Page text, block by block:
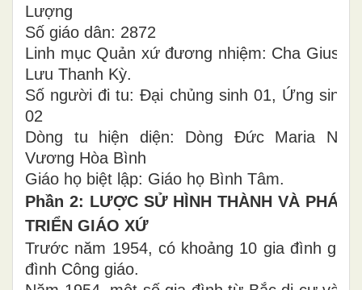
Lượng
Số giáo dân: 2872
Linh mục Quản xứ đương nhiệm: Cha Giuse
Lưu Thanh Kỳ.
Số người đi tu: Đại chủng sinh 01, Ứng sinh
02
Dòng tu hiện diện: Dòng Đức Maria Nữ
Vương Hòa Bình
Giáo họ biệt lập: Giáo họ Bình Tâm.
Phần 2: LƯỢC SỬ HÌNH THÀNH VÀ PHÁT
TRIỂN GIÁO XỨ
Trước năm 1954, có khoảng 10 gia đình gia
đình Công giáo.